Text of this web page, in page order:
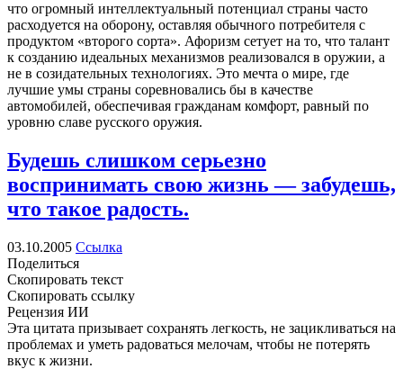
что огромный интеллектуальный потенциал страны часто
расходуется на оборону, оставляя обычного потребителя с
продуктом «второго сорта». Афоризм сетует на то, что талант
к созданию идеальных механизмов реализовался в оружии, а
не в созидательных технологиях. Это мечта о мире, где
лучшие умы страны соревновались бы в качестве
автомобилей, обеспечивая гражданам комфорт, равный по
уровню славе русского оружия.
Будешь слишком серьезно
воспринимать свою жизнь — забудешь,
что такое радость.
03.10.2005 Ссылка
Поделиться
Скопировать текст
Скопировать ссылку
Рецензия ИИ
Эта цитата призывает сохранять легкость, не зацикливаться на
проблемах и уметь радоваться мелочам, чтобы не потерять
вкус к жизни.